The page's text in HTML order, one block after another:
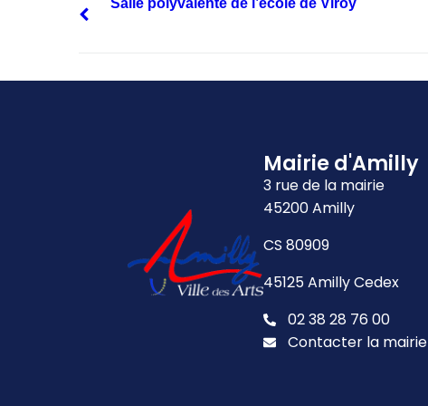
Salle polyvalente de l’école de Viroy
Mairie d'Amilly
3 rue de la mairie
45200 Amilly
CS 80909
45125 Amilly Cedex
02 38 28 76 00
Contacter la mairie